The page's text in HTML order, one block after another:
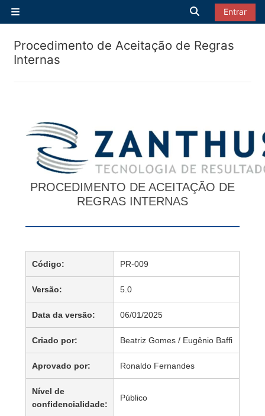
Painel lateral
Alternar
Entrar
Procedimento de Aceitação de Regras
Internas
PROCEDIMENTO DE ACEITAÇÃO DE
REGRAS INTERNAS
Código: PR-009
Versão: 5.0
Data da versão: 06/01/2025
Criado por: Beatriz Gomes / Eugênio Baffi
Aprovado por: Ronaldo Fernandes
Nível de
confidencialidade:
Público